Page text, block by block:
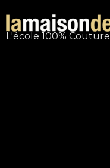
au
contenu
L'école 100% Couture